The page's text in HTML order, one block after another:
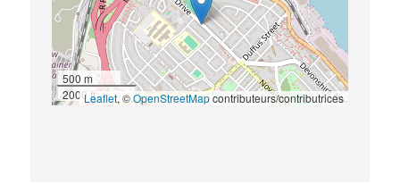
500 m
2000 ftLeaflet, ©OpenStreetMapcontributeurs/contributrices